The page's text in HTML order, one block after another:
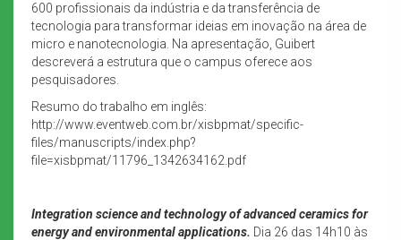
600 profissionais da indústria e da transferência de
tecnologia para transformar ideias em inovação na área de
micro e nanotecnologia. Na apresentação, Guibert
descreverá a estrutura que o campus oferece aos
pesquisadores.
Resumo do trabalho em inglês:
http://www.eventweb.com.br/xisbpmat/specific-
files/manuscripts/index.php?
file=xisbpmat/11796_1342634162.pdf
Integration science and technology of advanced ceramics for
energy and environmental applications. Dia 26 das 14h10 às